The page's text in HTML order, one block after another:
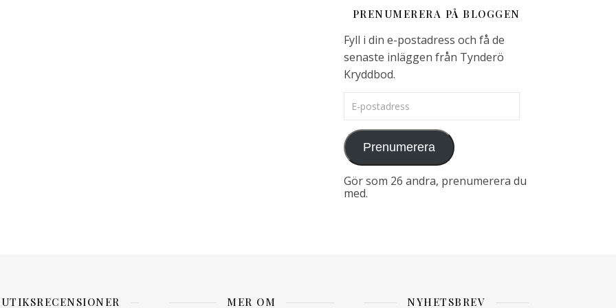
PRENUMERERA PÅ BLOGGEN
Fyll i din e-postadress och få de
senaste inläggen från Tynderö
Kryddbod.
E-postadress
Prenumerera
Gör som 26 andra, prenumerera du
med.
MER OM NYHETSBREV